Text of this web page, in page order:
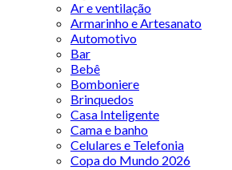
Ar e ventilação
Armarinho e Artesanato
Automotivo
Bar
Bebê
Bomboniere
Brinquedos
Casa Inteligente
Cama e banho
Celulares e Telefonia
Copa do Mundo 2026